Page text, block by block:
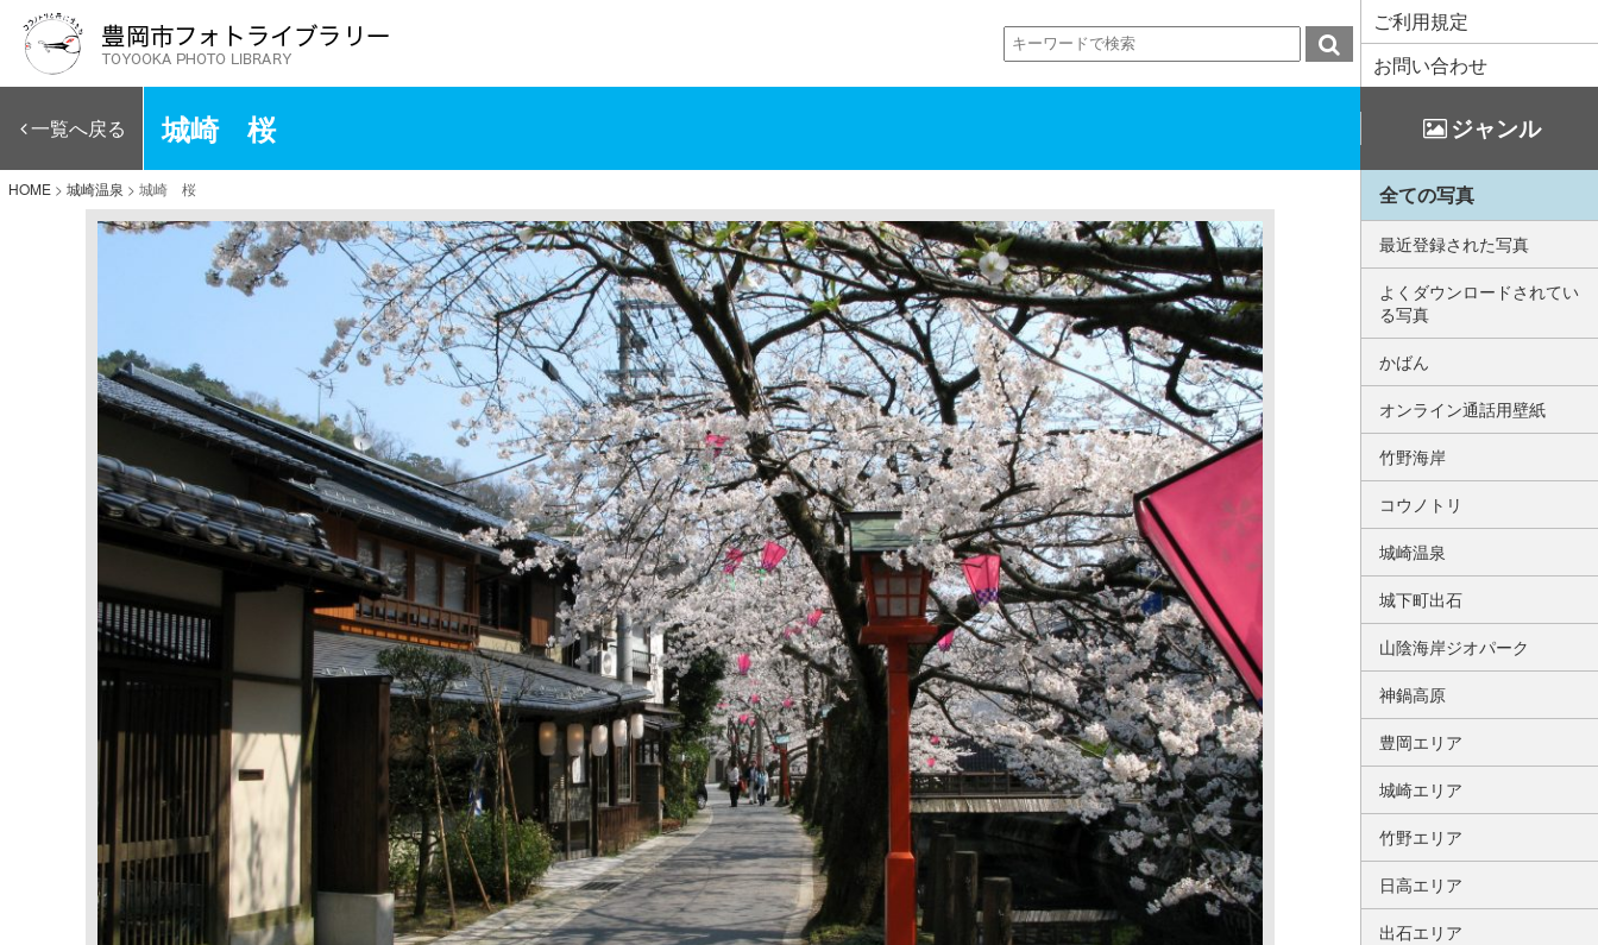
ご利用規定
お問い合わせ
一覧へ戻る 城崎 桜 ジャンル
HOME > 城崎温泉 > 城崎 桜 全ての写真
最近登録された写真
よくダウンロードされてい
る写真
かばん
オンライン通話用壁紙
竹野海岸
コウノトリ
城崎温泉
城下町出石
山陰海岸ジオパーク
神鍋高原
豊岡エリア
城崎エリア
竹野エリア
日高エリア
出石エリア